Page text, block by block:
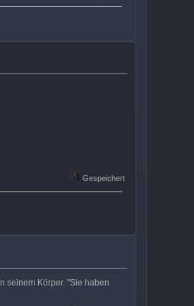
Gespeichert
seinem Körper. "Sie haben